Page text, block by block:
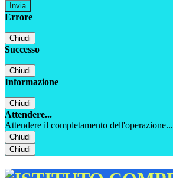
Errore
Chiudi
Successo
Chiudi
Informazione
Chiudi
Attendere...
Attendere il completamento dell'operazione...
Chiudi
Chiudi